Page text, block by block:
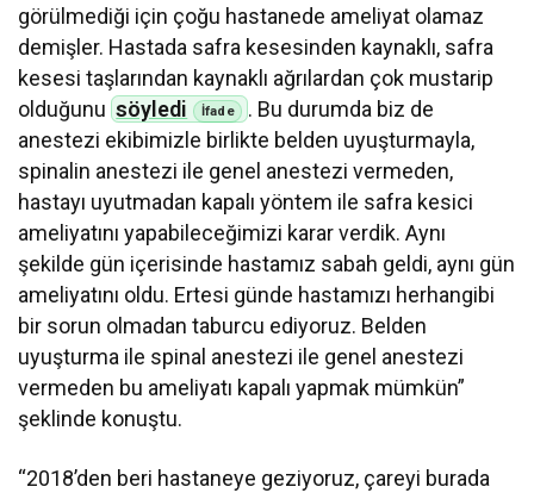
görülmediği için çoğu hastanede ameliyat olamaz
demişler. Hastada safra kesesinden kaynaklı, safra
kesesi taşlarından kaynaklı ağrılardan çok mustarip
olduğunu söyledi
. Bu durumda biz de
anestezi ekibimizle birlikte belden uyuşturmayla,
spinalin anestezi ile genel anestezi vermeden,
hastayı uyutmadan kapalı yöntem ile safra kesici
ameliyatını yapabileceğimizi karar verdik. Aynı
şekilde gün içerisinde hastamız sabah geldi, aynı gün
ameliyatını oldu. Ertesi günde hastamızı herhangibi
bir sorun olmadan taburcu ediyoruz. Belden
uyuşturma ile spinal anestezi ile genel anestezi
vermeden bu ameliyatı kapalı yapmak mümkün”
şeklinde konuştu.
“2018’den beri hastaneye geziyoruz, çareyi burada